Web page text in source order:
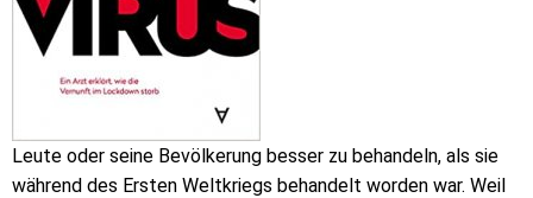
Leute oder seine Bevölkerung besser zu behandeln, als sie
während des Ersten Weltkriegs behandelt worden war. Weil